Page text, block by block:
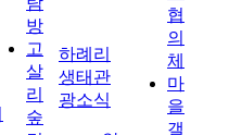
방
고
살
리
숲
하례리
생태관
광소식
협
의
체
마
을
갤